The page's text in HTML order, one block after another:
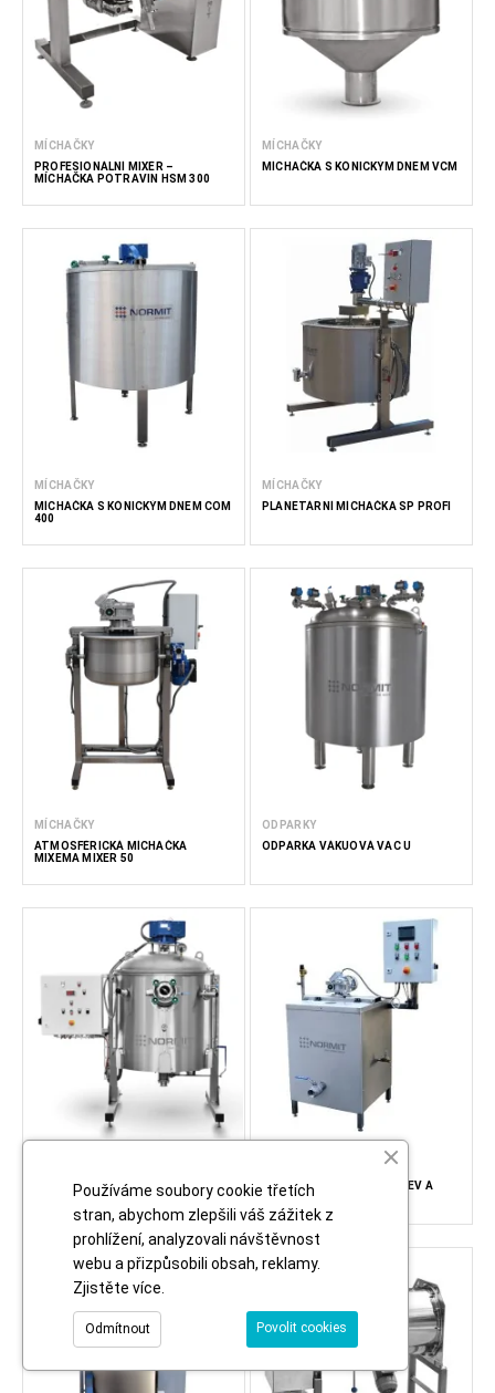
MÍCHAČKY
PROFESIONÁLNÍ MIXÉR –
MÍCHAČKA POTRAVIN HSM 300
MÍCHAČKY
MÍCHAČKA S KÓNICKÝM DNEM VCM
MÍCHAČKY
MÍCHAČKA S KÓNICKÝM DNEM COM
400
MÍCHAČKY
PLANETÁRNÍ MÍCHAČKA SP PROFI
MÍCHAČKY
ATMOSFÉRICKÁ MÍCHAČKA
MIXEMA MIXER 50
ODPARKY
ODPARKA VÁKUOVÁ VAC U
ODPAŘOVACÍ JEDNOTKA
SWEETSTUFF 200
NÁDOBY, NÁDRŽE, SUDY
MÍCHACÍ NÁDOBA NA OHŘEV A
CHLAZENÍ KWS
Používáme soubory cookie třetích
stran, abychom zlepšili váš zážitek z
prohlížení, analyzovali návštěvnost
webu a přizpůsobili obsah, reklamy.
Zjistěte více
Povolit cookies
Odmítnout